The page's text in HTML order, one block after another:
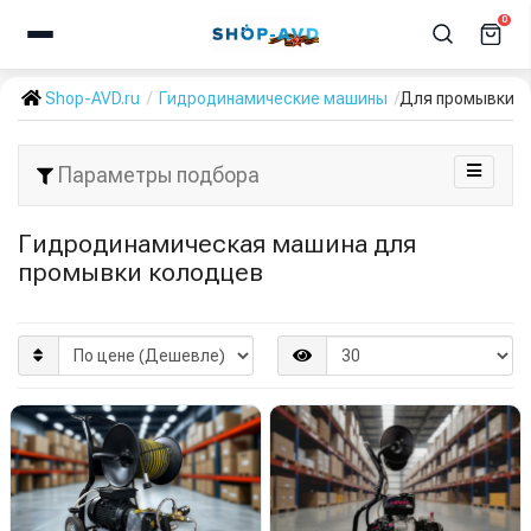
0
Shop-AVD.ru Гидродинамические машины Для промывки
Параметры подбора
Гидродинамическая машина для
промывки колодцев